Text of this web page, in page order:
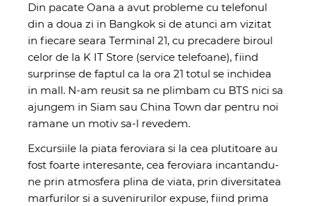
Din pacate Oana a avut probleme cu telefonul
din a doua zi in Bangkok si de atunci am vizitat
in fiecare seara Terminal 21, cu precadere biroul
celor de la K IT Store (service telefoane), fiind
surprinse de faptul ca la ora 21 totul se inchidea
in mall. N-am reusit sa ne plimbam cu BTS nici sa
ajungem in Siam sau China Town dar pentru noi
ramane un motiv sa-l revedem.
Excursiile la piata feroviara si la cea plutitoare au
fost foarte interesante, cea feroviara incantandu-
ne prin atmosfera plina de viata, prin diversitatea
marfurilor si a suvenirurilor expuse, fiind prima